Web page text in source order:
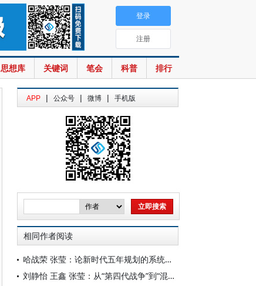
思想库 关键词 笔会 科普 排行
登录
注册
APP | 公众号 | 微博 | 手机版
相同作者阅读
哈战荣 张莹：论新时代五年规划的系统思维
刘静怡 王鑫 张莹：从“第四代战争”到“混合战争”：美国战略思想的流变